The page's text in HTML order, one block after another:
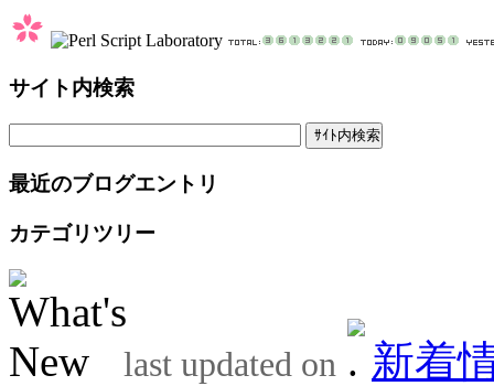
サイト内検索
最近のブログエントリ
カテゴリツリー
last updated on
新着